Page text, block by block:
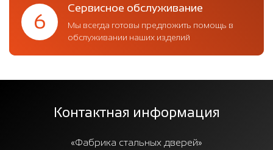
6
Сервисное обслуживание
Мы всегда готовы предложить помощь в
обслуживании наших изделий
Контактная информация
«Фабрика стальных дверей»